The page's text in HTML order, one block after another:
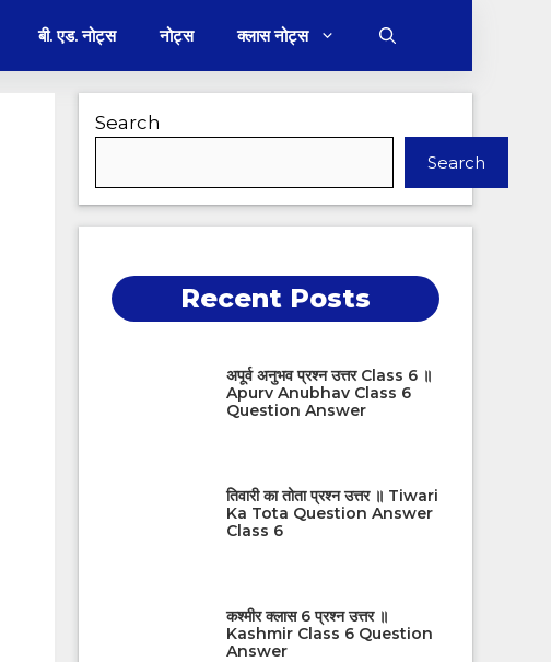
बी. एड. नोट्स नोट्स क्लास नोट्स
Search
Search
Recent Posts
अपूर्व अनुभव प्रश्न उत्तर Class 6 ॥
Apurv Anubhav Class 6
Question Answer
तिवारी का तोता प्रश्न उत्तर ॥ Tiwari
Ka Tota Question Answer
Class 6
कश्मीर क्लास 6 प्रश्न उत्तर ॥
Kashmir Class 6 Question
Answer